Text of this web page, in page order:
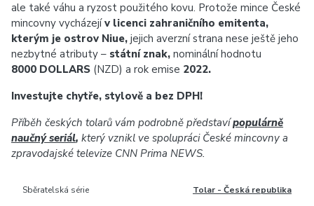
ale také váhu a ryzost použitého kovu. Protože mince České
mincovny vycházejív licenci zahraničního emitenta,
kterým je ostrov Niue, jejich averzní strana nese ještě jeho
nezbytné atributy – státní znak, nominální hodnotu
8000 DOLLARS (NZD) a rok emise 2022.
Investujte chytře, stylově a bez DPH!
Příběh českých tolarů vám podrobně představípopulárně
naučný seriál, který vznikl ve spolupráci České mincovny a
zpravodajské televize CNN Prima NEWS.
Sběratelská série Tolar - Česká republika